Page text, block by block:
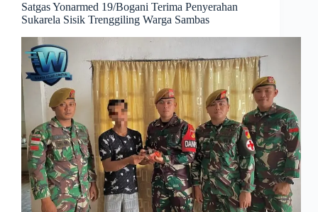
Satgas Yonarmed 19/Bogani Terima Penyerahan
Sukarela Sisik Trenggiling Warga Sambas